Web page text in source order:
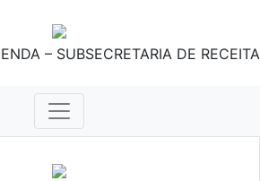
– SUBSECRETARIA DE RECEITA